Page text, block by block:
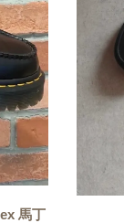
馬丁